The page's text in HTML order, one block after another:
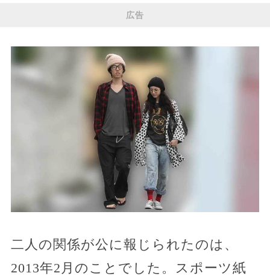
広告
二人の関係が公に報じられたのは、
2013年2月のことでした。スポーツ紙